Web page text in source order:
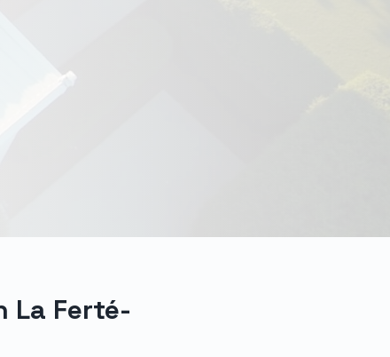
La Ferté-